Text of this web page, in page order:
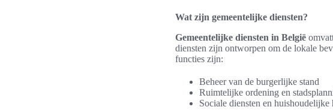
Wat zijn gemeentelijke diensten?
Gemeentelijke diensten in België
diensten zijn ontworpen om de lokale
functies zijn:
Beheer van de burgerlijke stand
Ruimtelijke ordening en
Sociale diensten en huishoudelijke